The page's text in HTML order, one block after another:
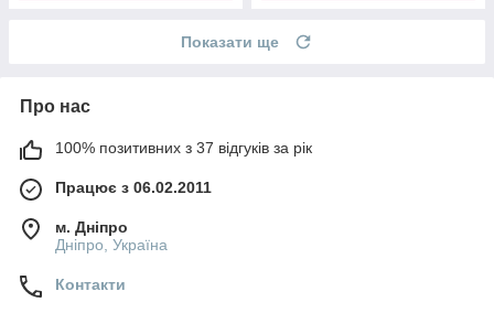
Показати ще
Про нас
100% позитивних з 37 відгуків за рік
Працює з 06.02.2011
м. Дніпро
Дніпро, Україна
Контакти